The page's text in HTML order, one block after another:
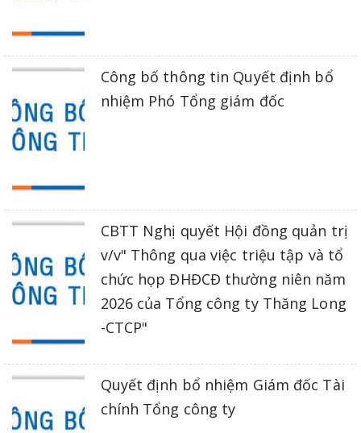
Công bố thông tin Quyết định bổ
nhiệm Phó Tổng giám đốc
CBTT Nghị quyết Hội đồng quản trị
v/v" Thông qua việc triệu tập và tổ
chức họp ĐHĐCĐ thường niên năm
2026 của Tổng công ty Thăng Long
-CTCP"
Quyết định bổ nhiệm Giám đốc Tài
chính Tổng công ty